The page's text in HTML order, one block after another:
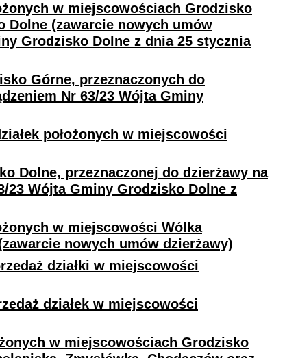
w miejscowościach Grodzisko
Dolne (zawarcie nowych umów
Grodzisko Dolne z dnia 25 stycznia
Górne, przeznaczonych do
Nr 63/23 Wójta Gminy
położonych w miejscowości
Dolne, przeznaczonej do dzierżawy na
23 Wójta Gminy Grodzisko Dolne z
w miejscowości Wólka
nowych umów dzierżawy)
działki w miejscowości
działek w miejscowości
w miejscowościach Grodzisko